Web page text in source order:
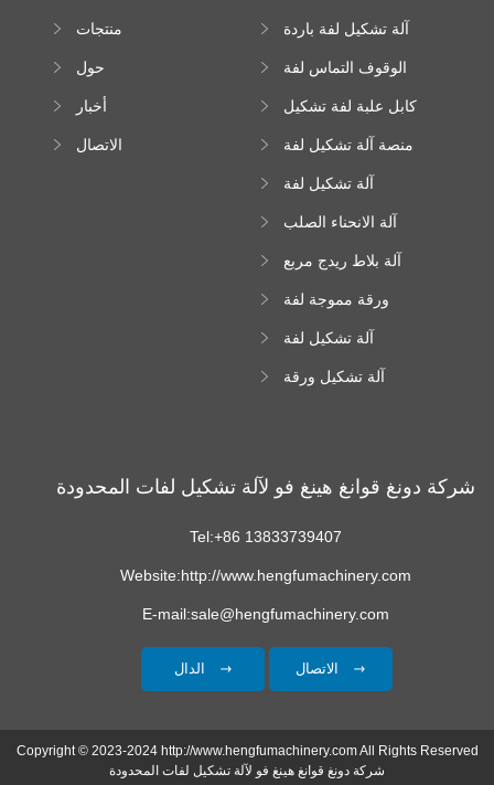
منتجات
حول
أخبار
الاتصال
آلة تشكيل لفة باردة
الوقوف التماس لفة
كابل علبة لفة تشكيل
منصة آلة تشكيل لفة
آلة تشكيل لفة
آلة الانحناء الصلب
آلة بلاط ريدج مربع
ورقة مموجة لفة
آلة تشكيل لفة
آلة تشكيل ورقة
شركة دونغ قوانغ هينغ فو لآلة تشكيل لفات المحدودة
Tel:+86 13833739407
Website:http://www.hengfumachinery.com
E-mail:sale@hengfumachinery.com
Copyright © 2023-2024 http://www.hengfumachinery.com All Rights Reserved
شركة دونغ قوانغ هينغ فو لآلة تشكيل لفات المحدودة